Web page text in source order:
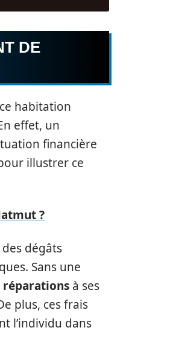
DE
habitation
effet, un
financière
illustrer ce
?
dégâts
Sans une
réparations à ses
plus, ces frais
l’individu dans